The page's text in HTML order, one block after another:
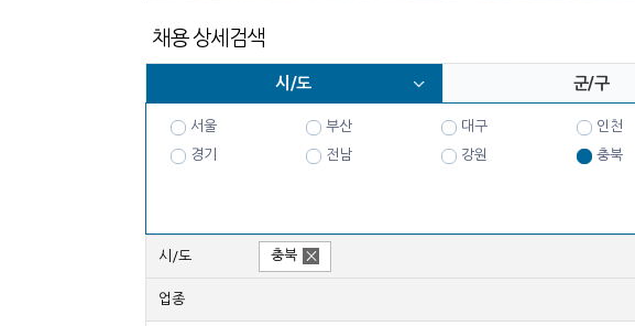
채용 상세검색
시/도 군/구
서울 부산 대구 인천
경기
전남 강원 충북
시/도 충북
업종